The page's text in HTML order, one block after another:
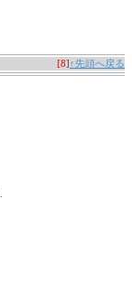
[8]↑先頭へ戻る